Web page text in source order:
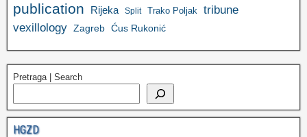
publication Rijeka Split Trako Poljak tribune
vexillology Zagreb Ćus Rukonić
Pretraga | Search
HGZD